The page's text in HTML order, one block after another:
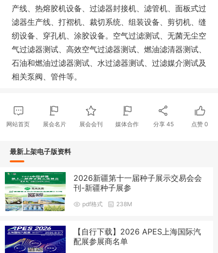
产线、热熔胶机设备、过滤器封接机、滤管机、面板式过
滤器生产线、打褶机、裁切系统、组装设备、剪切机、缝
纫设备、穿孔机、涂胶设备。空气过滤测试、无菌无尘空
气过滤器测试、高效空气过滤器测试、燃油滤清器测试、
石油和燃油过滤器测试、水过滤器测试、过滤媒介测试及
相关泵阀、管件等。
网站首页 展会名片 展会会刊 媒体合作 分享 45 点赞0
最新上架电子版资料
2026新疆第十一届种子展示交易会会
刊-新疆种子展参
pdf格式 238M
【自行下载】2026 APES上海国际汽
配展参展商名单